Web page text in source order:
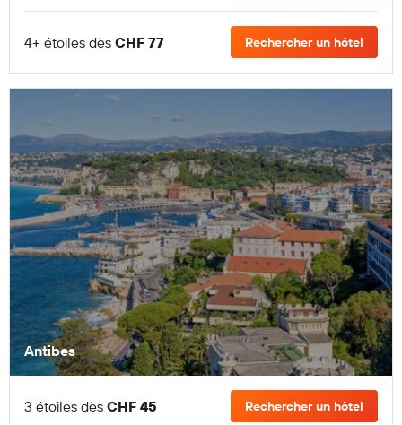
4+ étoiles dès CHF 77 Rechercher un hôtel
Antibes
3 étoiles dès CHF 45 Rechercher un hôtel